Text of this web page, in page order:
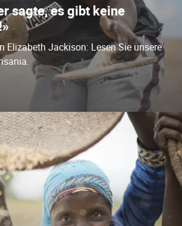
sagte, es gibt keine
Elizabeth Jackison: Lesen Sie unsere